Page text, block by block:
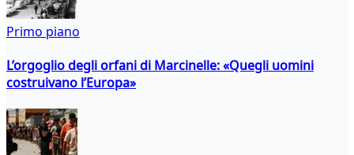
Primo piano
L’orgoglio degli orfani di Marcinelle: «Quegli uomini
costruivano l’Europa»